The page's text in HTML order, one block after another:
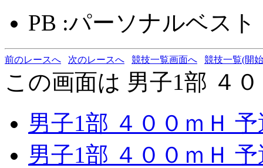
PB :パーソナルベスト
前のレースへ 次のレースへ 競技一覧画面へ 競技一覧(開
この画面は 男子1部 ４
男子1部 ４００ｍＨ
男子1部 ４００ｍＨ